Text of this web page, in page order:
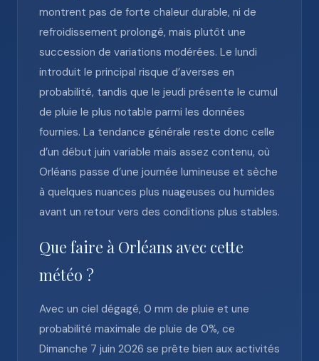
montrent pas de forte chaleur durable, ni de
refroidissement prolongé, mais plutôt une
succession de variations modérées. Le lundi
introduit le principal risque d’averses en
probabilité, tandis que le jeudi présente le cumul
de pluie le plus notable parmi les données
fournies. La tendance générale reste donc celle
d’un début juin variable mais assez contenu, où
Orléans passe d’une journée lumineuse et sèche
à quelques nuances plus nuageuses ou humides
avant un retour vers des conditions plus stables.
Que faire à Orléans avec cette
météo ?
Avec un ciel dégagé, 0 mm de pluie et une
probabilité maximale de pluie de 0%, ce
Dimanche 7 juin 2026 se prête bien aux activités